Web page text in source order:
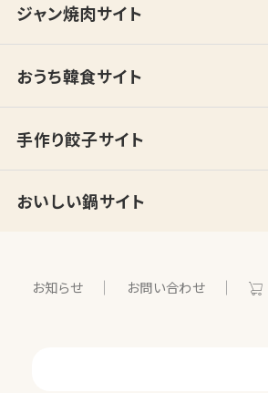
ジャン焼肉サイト
おうち韓食サイト
手作り餃子サイト
おいしい鍋サイト
お知らせ お問い合わせ